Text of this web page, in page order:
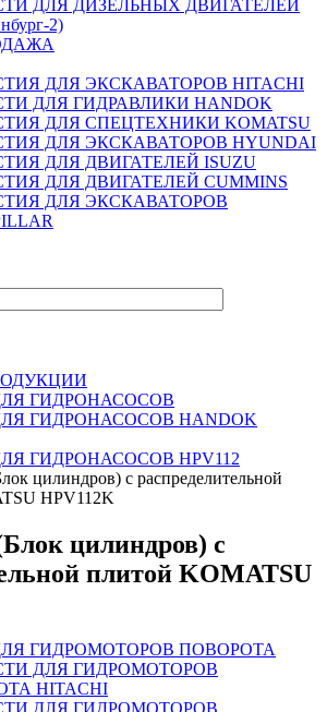
ДЛЯ ДИЗЕЛЬНЫХ ДВИГАТЕЛЕЙ
2)
ДЛЯ ЭКСКАВАТОРОВ HITACHI
ДЛЯ ГИДРАВЛИКИ HANDOK
ДЛЯ СПЕЦТЕХНИКИ KOMATSU
ДЛЯ ЭКСКАВАТОРОВ HYUNDAI
ДЛЯ ДВИГАТЕЛЕЙ ISUZU
ДЛЯ ДВИГАТЕЛЕЙ CUMMINS
ДЛЯ ЭКСКАВАТОРОВ
ГИДРОНАСОСОВ
ГИДРОНАСОСОВ HANDOK
ГИДРОНАСОСОВ HPV112
цилиндров) с распределительной
HPV112K
цилиндров) с
плитой KOMATSU
ГИДРОМОТОРОВ ПОВОРОТА
ДЛЯ ГИДРОМОТОРОВ
HITACHI
ДЛЯ ГИДРОМОТОРОВ